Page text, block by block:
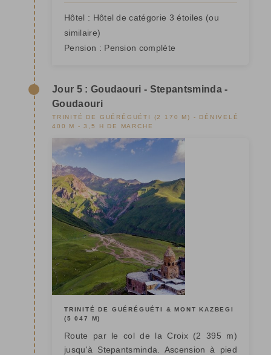
Hôtel : Hôtel de catégorie 3 étoiles (ou
similaire)
Pension : Pension complète
Jour 5 : Goudaouri - Stepantsminda -
Goudaouri
TRINITÉ DE GUÉRÉGUÉTI (2 170 M) - DÉNIVELÉ
400 M - 3,5 H DE MARCHE
TRINITÉ DE GUÉRÉGUÉTI & MONT KAZBEGI
(5 047 M)
Route par le col de la Croix (2 395 m)
jusqu'à Stepantsminda. Ascension à pied